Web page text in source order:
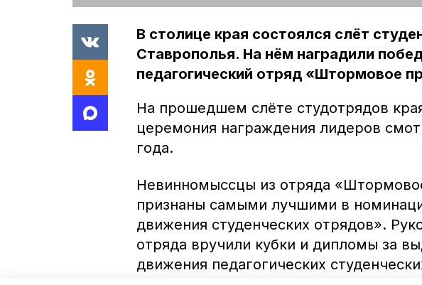
В столице края состоялся слёт
Ставрополья. На нём наградили
педагогический отряд «Штормовое
На прошедшем слёте студотрядов
церемония награждения лидеров
года.
Невинномыссцы из отряда
признаны самыми лучшими в
движения студенческих отрядов».
отряда вручили кубки и дипломы за
движения педагогических